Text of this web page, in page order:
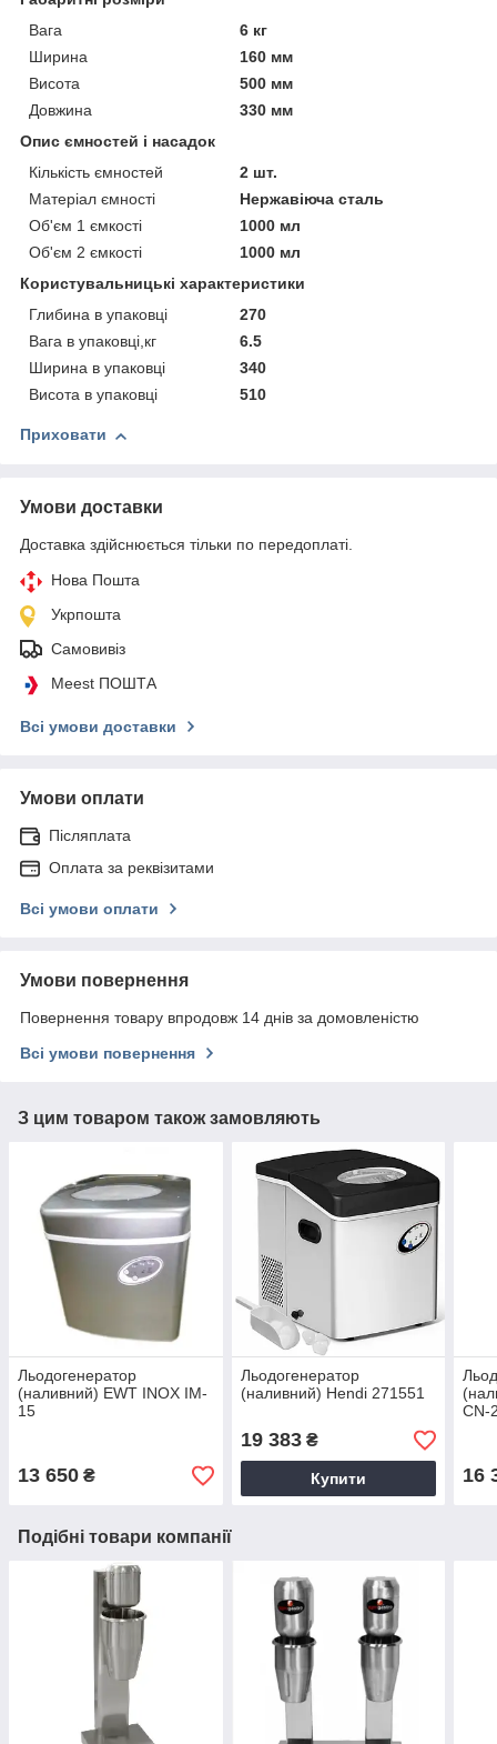
Вага
6 кг
Ширина
160 мм
Висота
500 мм
Довжина
330 мм
Опис ємностей і насадок
Кількість ємностей
2 шт.
Матеріал ємності
Нержавіюча сталь
Об'єм 1 ємкості
1000 мл
Об'єм 2 ємкості
1000 мл
Користувальницькі характеристики
Глибина в упаковці
270
Вага в упаковці,кг
6.5
Ширина в упаковці
340
Висота в упаковці
510
Приховати
Умови доставки
Доставка здійснюється тільки по передоплаті.
Нова Пошта
Укрпошта
Самовивіз
Meest ПОШТА
Всі умови доставки
Умови оплати
Післяплата
Оплата за реквізитами
Всі умови оплати
Умови повернення
Повернення товару впродовж 14 днів за домовленістю
Всі умови повернення
З цим товаром також замовляють
Льодогенератор
(наливний) EWT INOX IM-
15
13 650 ₴
Льодогенератор
(наливний) Hendi 271551
19 383₴
Купити
CN-
16
Подібні товари компанії